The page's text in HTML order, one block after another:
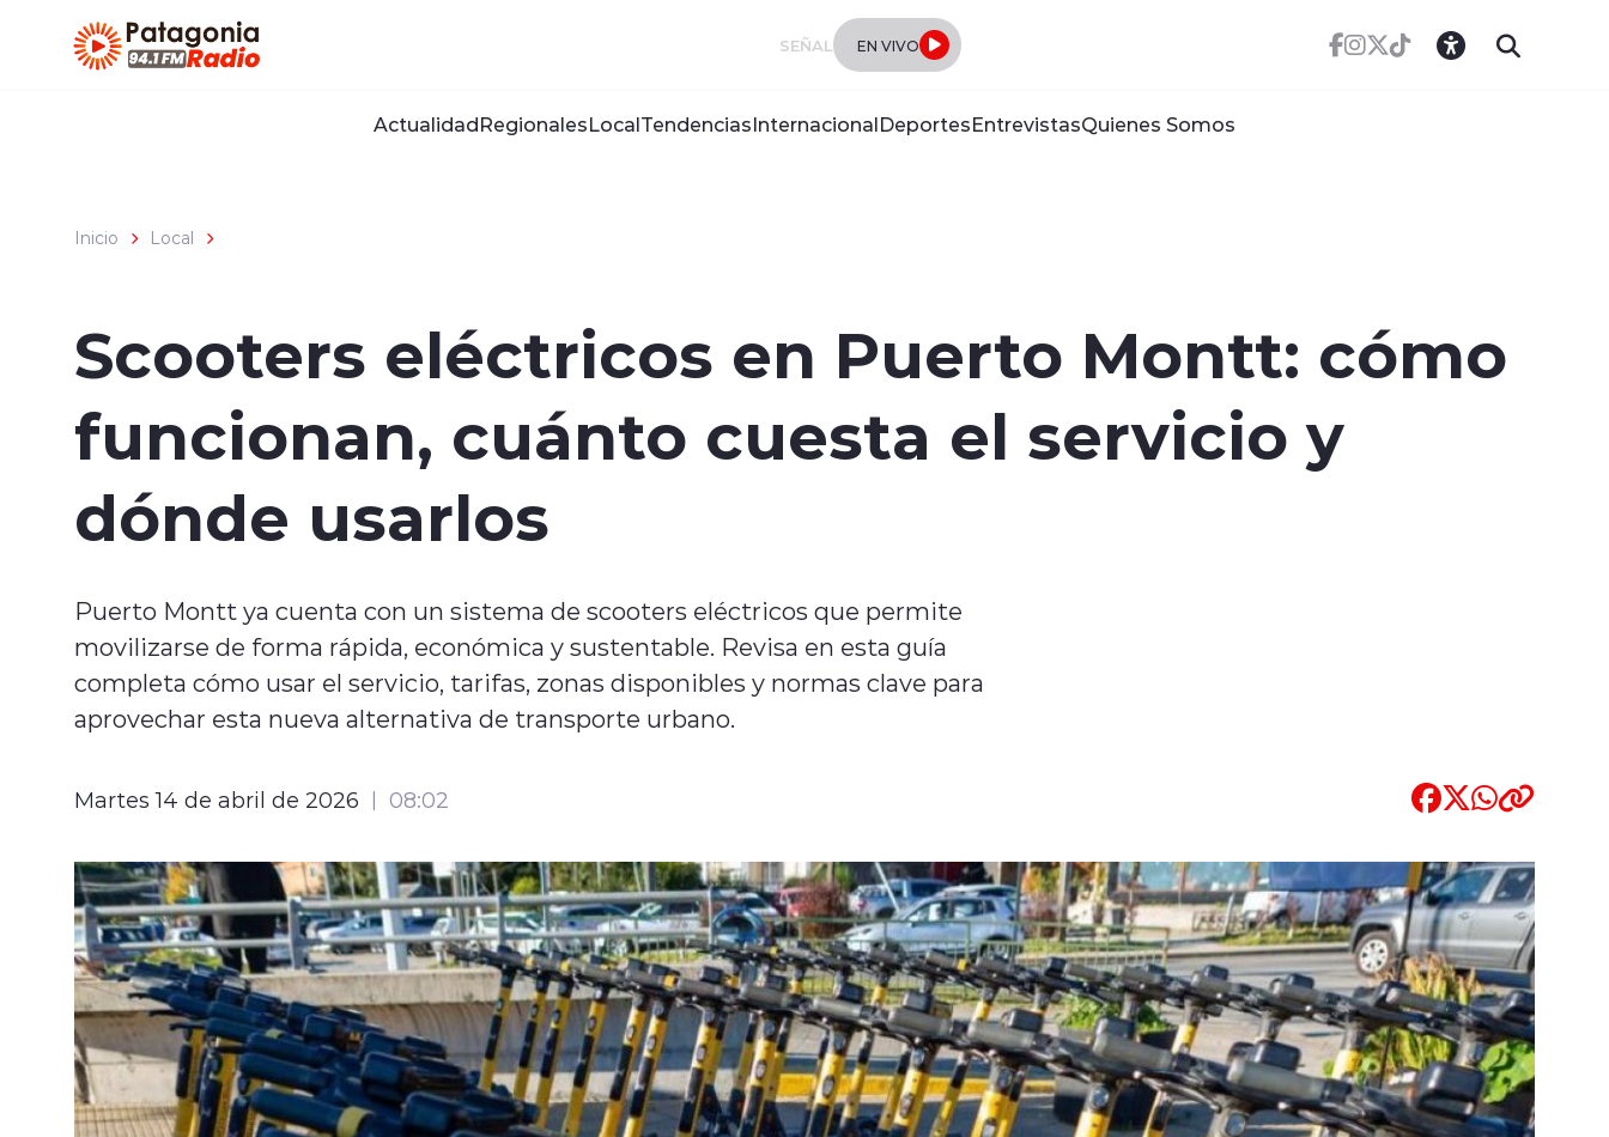
SEÑAL EN VIVO
ActualidadRegionalesLocalTendenciasInternacionalDeportesEntrevistasQuienes Somos
Inicio Local
Scooters eléctricos en Puerto Montt: cómo
funcionan, cuánto cuesta el servicio y
dónde usarlos
Puerto Montt ya cuenta con un sistema de scooters eléctricos que permite
movilizarse de forma rápida, económica y sustentable. Revisa en esta guía
completa cómo usar el servicio, tarifas, zonas disponibles y normas clave para
aprovechar esta nueva alternativa de transporte urbano.
Martes 14 de abril de 2026 08:02